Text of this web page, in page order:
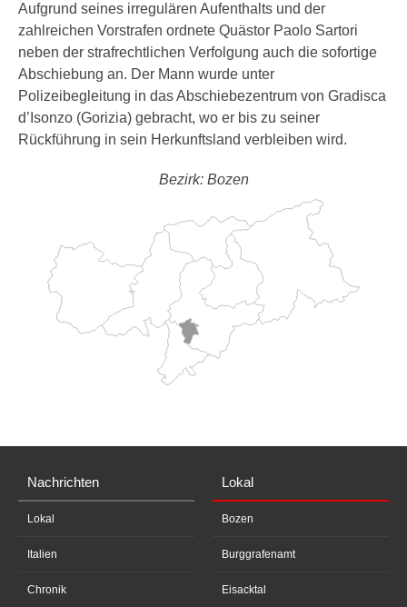
Aufgrund seines irregulären Aufenthalts und der
zahlreichen Vorstrafen ordnete Quästor Paolo Sartori
neben der strafrechtlichen Verfolgung auch die sofortige
Abschiebung an. Der Mann wurde unter
Polizeibegleitung in das Abschiebezentrum von Gradisca
d’Isonzo (Gorizia) gebracht, wo er bis zu seiner
Rückführung in sein Herkunftsland verbleiben wird.
Bezirk: Bozen
Nachrichten
Lokal
Italien
Chronik
Lokal
Bozen
Burggrafenamt
Eisacktal